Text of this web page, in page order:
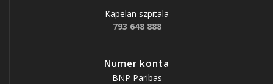
Kapelan szpitala
793 648 888
Numer konta
BNP Paribas